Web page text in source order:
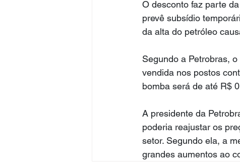
O desconto faz parte
prevê subsídio
da alta do petróleo
Segundo a Petrobras,
vendida nos postos
bomba será de até R$
A presidente da
poderia reajustar os
setor. Segundo ela, a
grandes aumentos ao